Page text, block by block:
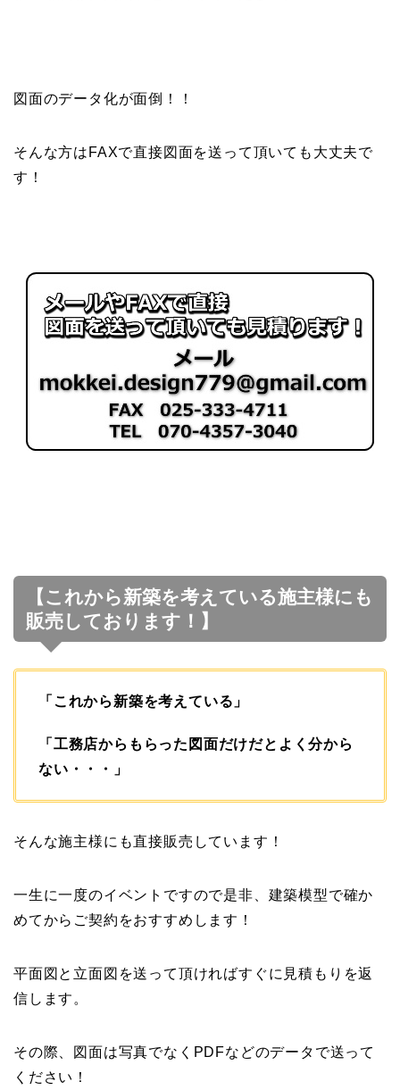
図面のデータ化が面倒！！
そんな方はFAXで直接図面を送って頂いても大丈夫で
す！
【これから新築を考えている施主様にも
販売しております！】
「これから新築を考えている」
「工務店からもらった図面だけだとよく分から
ない・・・」
そんな施主様にも直接販売しています！
一生に一度のイベントですので是非、建築模型で確か
めてからご契約をおすすめします！
平面図と立面図を送って頂ければすぐに見積もりを返
信します。
その際、図面は写真でなくPDFなどのデータで送って
ください！